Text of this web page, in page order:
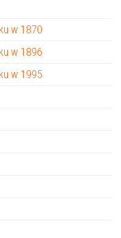
w 1870
w 1896
w 1995